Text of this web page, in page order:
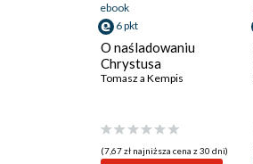
ebook
6 pkt
O naśladowaniu
Chrystusa
Tomasz a Kempis
(7,67 zł najniższa cena z 30 dni)